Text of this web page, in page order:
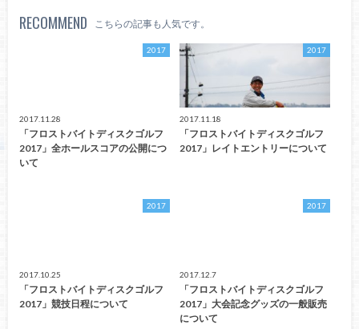
RECOMMEND こちらの記事も人気です。
2017
2017.11.28
「フロストバイトディスクゴルフ
2017」全ホールスコアの公開につ
いて
2017
2017.11.18
「フロストバイトディスクゴルフ
2017」レイトエントリーについて
2017
2017.10.25
「フロストバイトディスクゴルフ
2017」競技日程について
2017
2017.12.7
「フロストバイトディスクゴルフ
2017」大会記念グッズの一般販売
について